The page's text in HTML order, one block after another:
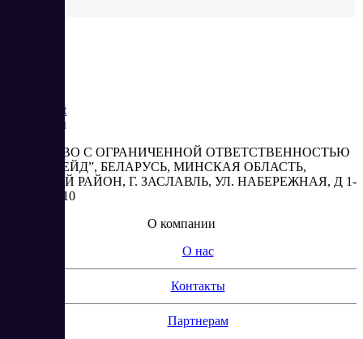
Market
Реквизиты
ОБЩЕСТВО С ОГРАНИЧЕННОЙ ОТВЕТСТВЕННОСТЬЮ
“АБЕСТРЕЙД”, БЕЛАРУСЬ, МИНСКАЯ ОБЛАСТЬ,
МИНСКИЙ РАЙОН, Г. ЗАСЛАВЛЬ, УЛ. НАБЕРЕЖНАЯ, Д 1-
2, КОМ. 310
О компании
О нас
Контакты
Партнерам